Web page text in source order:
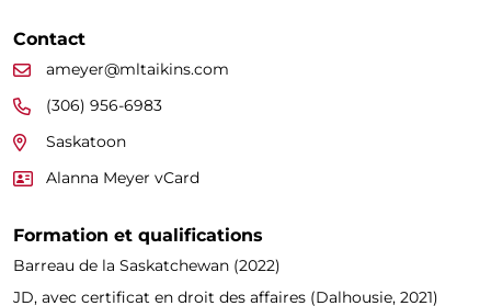
Contact
ameyer@mltaikins.com
(306) 956-6983
Saskatoon
Alanna Meyer vCard
Formation et qualifications
Barreau de la Saskatchewan (2022)
JD, avec certificat en droit des affaires (Dalhousie, 2021)